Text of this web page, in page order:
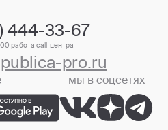
444-33-67
работа call-центра
pro.ru
мы в соцсетях